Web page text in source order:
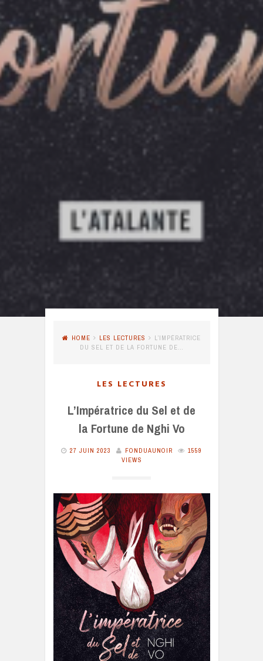
HOME LES LECTURES
L’IMPÉRATRICE
DU SEL ET DE LA FORTUNE DE…
LES LECTURES
L’Impératrice du Sel et de
la Fortune de Nghi Vo
27 JUIN 2023 FONDUAUNOIR
1559
VIEWS